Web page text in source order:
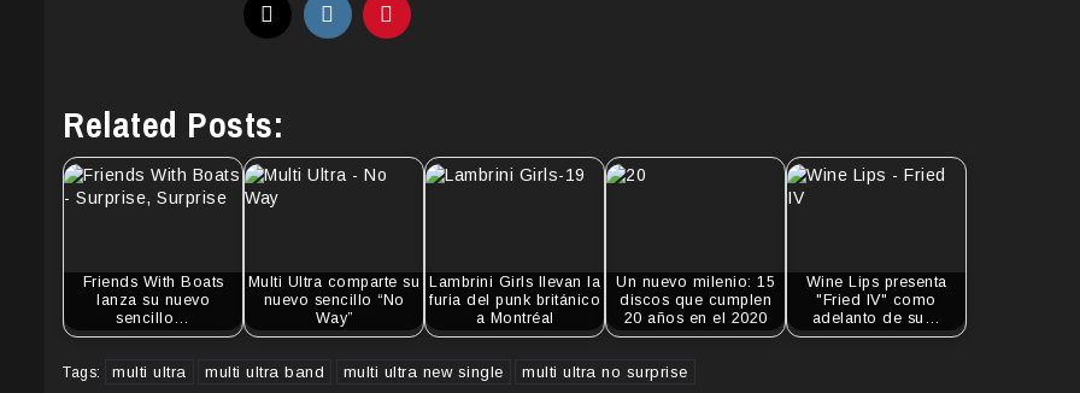
Related Posts:
Friends With Boats
lanza su nuevo
sencillo…
Multi Ultra comparte su
nuevo sencillo “No
Way”
Lambrini Girls llevan la
furia del punk británico
a Montréal
Un nuevo milenio: 15
discos que cumplen
20 años en el 2020
Wine Lips presenta
"Fried IV" como
adelanto de su…
Tags: multi ultra multi ultra band multi ultra new single multi ultra no surprise